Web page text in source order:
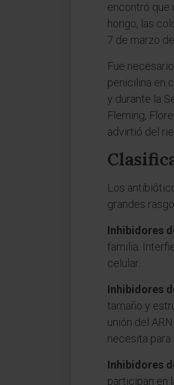
encontró que
hongo, las
7 de marzo
Fue
penicilina en
y durante la
Fleming,
advirtió del
Los
grandes
Inhibidores
familia.
celular.
Inhibidores
tamaño y
unión del
necesita para
Inhibidores
participan en